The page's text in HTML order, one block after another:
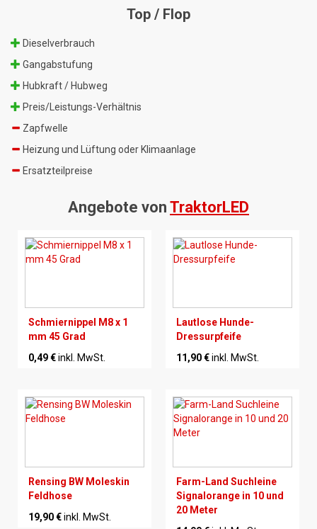
Top / Flop
Dieselverbrauch
Gangabstufung
Hubkraft / Hubweg
Preis/Leistungs-Verhältnis
Zapfwelle
Heizung und Lüftung oder Klimaanlage
Ersatzteilpreise
Angebote von TraktorLED
Schmiernippel M8 x 1
mm 45 Grad
0,49 €inkl. MwSt.
Lautlose Hunde-
Dressurpfeife
11,90 €inkl. MwSt.
Rensing BW Moleskin
Feldhose
19,90 €inkl. MwSt.
Farm-Land Suchleine
Signalorange in 10 und
20 Meter